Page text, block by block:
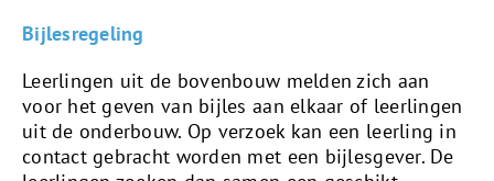
Bijlesregeling
Leerlingen uit de bovenbouw melden zich aan
voor het geven van bijles aan elkaar of leerlingen
uit de onderbouw. Op verzoek kan een leerling in
contact gebracht worden met een bijlesgever. De